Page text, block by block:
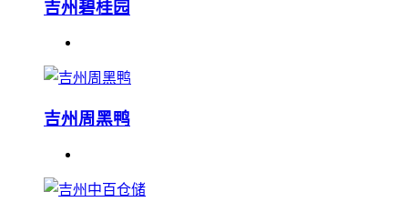
吉州碧桂园
吉州周黑鸭